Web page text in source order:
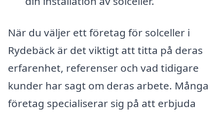
När du väljer ett företag för solceller i
Rydebäck är det viktigt att titta på deras
erfarenhet, referenser och vad tidigare
kunder har sagt om deras arbete. Många
företag specialiserar sig på att erbjuda